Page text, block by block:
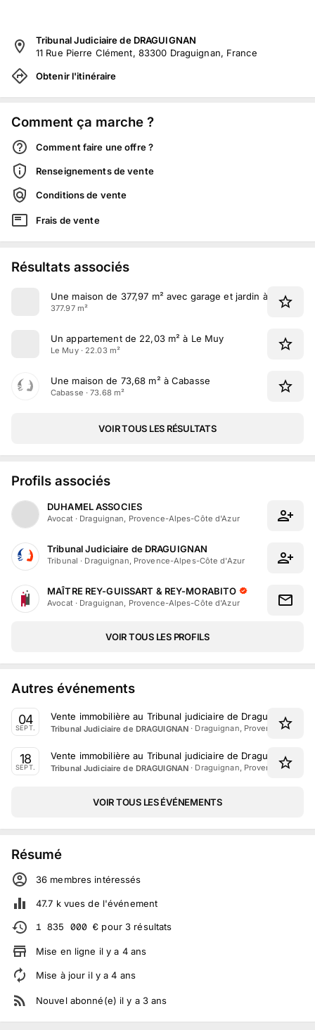
Tribunal Judiciaire de DRAGUIGNAN
11 Rue Pierre Clément, 83300 Draguignan, France
Obtenir l'itinéraire
Comment ça marche ?
Comment faire une offre ?
Renseignements de vente
Conditions de vente
Frais de vente
Résultats associés
Une maison de 377,97 m² avec garage et jardin à Grimaud
377.97 m²
Un appartement de 22,03 m² à Le Muy
Le Muy · 22.03 m²
Une maison de 73,68 m² à Cabasse
Cabasse · 73.68 m²
VOIR TOUS LES RÉSULTATS
Profils associés
DUHAMEL ASSOCIES
Avocat· Draguignan, Provence-Alpes-Côte d'Azur
Tribunal Judiciaire de DRAGUIGNAN
Tribunal · Draguignan, Provence-Alpes-Côte d'Azur
MAÎTRE REY-GUISSART & REY-MORABITO
Avocat· Draguignan, Provence-Alpes-Côte d'Azur
VOIR TOUS LES PROFILS
Autres événements
04
SEPT.
Vente immobilière au Tribunal judiciaire de Draguignan le
Tribunal Judiciaire de DRAGUIGNAN · Draguignan, Provence-Alpes-
18
SEPT.
Vente immobilière au Tribunal judiciaire de Draguignan le
Tribunal Judiciaire de DRAGUIGNAN · Draguignan, Provence-Alpes-
VOIR TOUS LES ÉVÉNEMENTS
Résumé
36 membres intéressés
47.7 kvues de l'événement
1 835 000 € pour 3 résultats
Mise en ligne il y a 4 ans
Mise à jour il y a4 ans
Nouvel abonné(e) il y a 3 ans